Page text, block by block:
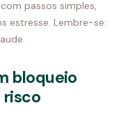
passos simples,
estresse. Lembre-se:
bloqueio
risco